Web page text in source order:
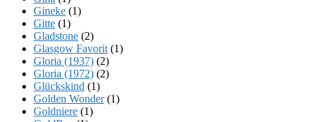
Gineke (1)
Gitte (1)
Gladstone (2)
Glasgow Favorit (1)
Gloria (1937) (2)
Gloria (1972) (2)
Glückskind (1)
Golden Wonder(1)
Goldniere (1)